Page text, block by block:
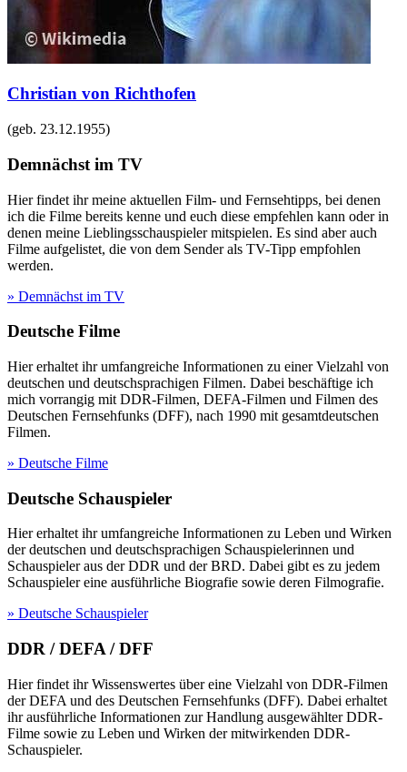
Christian von Richthofen
(geb. 23.12.1955)
Demnächst im TV
Hier findet ihr meine aktuellen Film- und Fernsehtipps, bei denen
ich die Filme bereits kenne und euch diese empfehlen kann oder in
denen meine Lieblingsschauspieler mitspielen. Es sind aber auch
Filme aufgelistet, die von dem Sender als TV-Tipp empfohlen
werden.
» Demnächst im TV
Deutsche Filme
Hier erhaltet ihr umfangreiche Informationen zu einer Vielzahl von
deutschen und deutschsprachigen Filmen. Dabei beschäftige ich
mich vorrangig mit DDR-Filmen, DEFA-Filmen und Filmen des
Deutschen Fernsehfunks (DFF), nach 1990 mit gesamtdeutschen
Filmen.
» Deutsche Filme
Deutsche Schauspieler
Hier erhaltet ihr umfangreiche Informationen zu Leben und Wirken
der deutschen und deutschsprachigen Schauspielerinnen und
Schauspieler aus der DDR und der BRD. Dabei gibt es zu jedem
Schauspieler eine ausführliche Biografie sowie deren Filmografie.
» Deutsche Schauspieler
DDR / DEFA / DFF
Hier findet ihr Wissenswertes über eine Vielzahl von DDR-Filmen
der DEFA und des Deutschen Fernsehfunks (DFF). Dabei erhaltet
ihr ausführliche Informationen zur Handlung ausgewählter DDR-
Filme sowie zu Leben und Wirken der mitwirkenden DDR-
Schauspieler.